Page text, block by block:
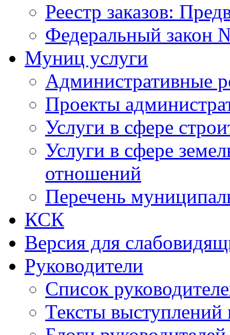
Реестр заказов:
Федеральный закон
Муниц услуги
Административные
Проекты
Услуги в сфере
Услуги в сфере
отношений
Перечень
КСК
Версия для
Руководители
Список
Тексты выступлений